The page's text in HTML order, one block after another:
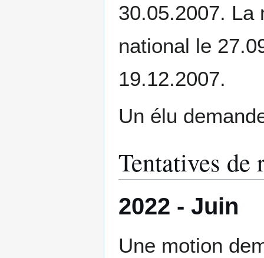
30.05.2007. La
national le
19.12.2007.
Un élu
Tentatives
2022 - Juin
Une motion